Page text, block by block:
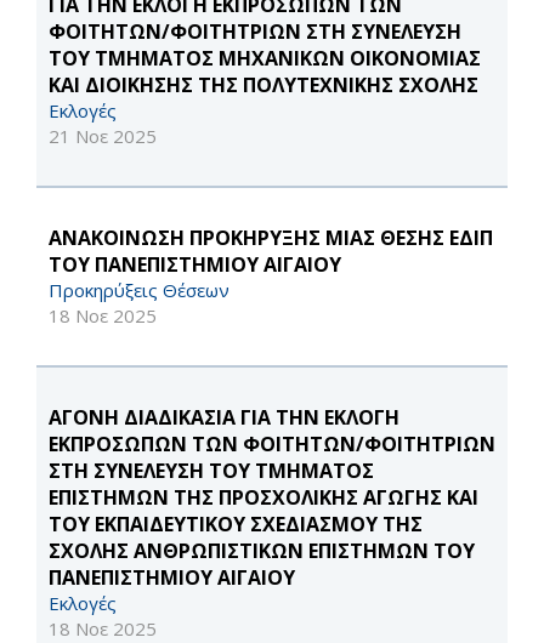
ΦΟΙΤΗΤΩΝ/ΦΟΙΤΗΤΡΙΩΝ ΣΤΗ ΣΥΝΕΛΕΥΣΗ
ΤΟΥ ΤΜΗΜΑΤΟΣ ΜΗΧΑΝΙΚΩΝ ΟΙΚΟΝΟΜΙΑΣ
ΚΑΙ ΔΙΟΙΚΗΣΗΣ ΤΗΣ ΠΟΛΥΤΕΧΝΙΚΗΣ ΣΧΟΛΗΣ
Εκλογές
21 Νοε 2025
ΑΝΑΚΟΙΝΩΣΗ ΠΡΟΚΗΡΥΞΗΣ ΜΙΑΣ ΘΕΣΗΣ ΕΔΙΠ
ΤΟΥ ΠΑΝΕΠΙΣΤΗΜΙΟΥ ΑΙΓΑΙΟΥ
Προκηρύξεις Θέσεων
18 Νοε 2025
ΑΓΟΝΗ ΔΙΑΔΙΚΑΣΙΑ ΓΙΑ ΤΗΝ ΕΚΛΟΓΗ
ΕΚΠΡΟΣΩΠΩΝ ΤΩΝ ΦΟΙΤΗΤΩΝ/ΦΟΙΤΗΤΡΙΩΝ
ΣΤΗ ΣΥΝΕΛΕΥΣΗ ΤΟΥ ΤΜΗΜΑΤΟΣ
ΕΠΙΣΤΗΜΩΝ ΤΗΣ ΠΡΟΣΧΟΛΙΚΗΣ ΑΓΩΓΗΣ ΚΑΙ
ΤΟΥ ΕΚΠΑΙΔΕΥΤΙΚΟΥ ΣΧΕΔΙΑΣΜΟΥ ΤΗΣ
ΣΧΟΛΗΣ ΑΝΘΡΩΠΙΣΤΙΚΩΝ ΕΠΙΣΤΗΜΩΝ ΤΟΥ
ΠΑΝΕΠΙΣΤΗΜΙΟΥ ΑΙΓΑΙΟΥ
Εκλογές
18 Νοε 2025